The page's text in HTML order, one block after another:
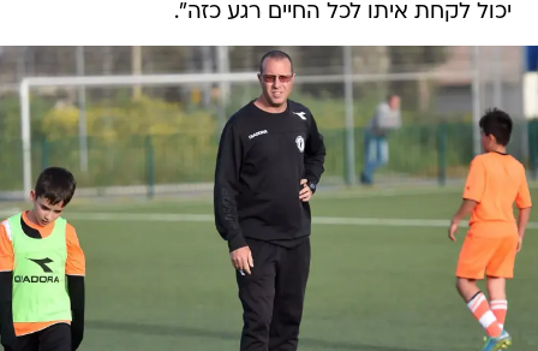
יכול לקחת איתו לכל החיים רגע כזה".